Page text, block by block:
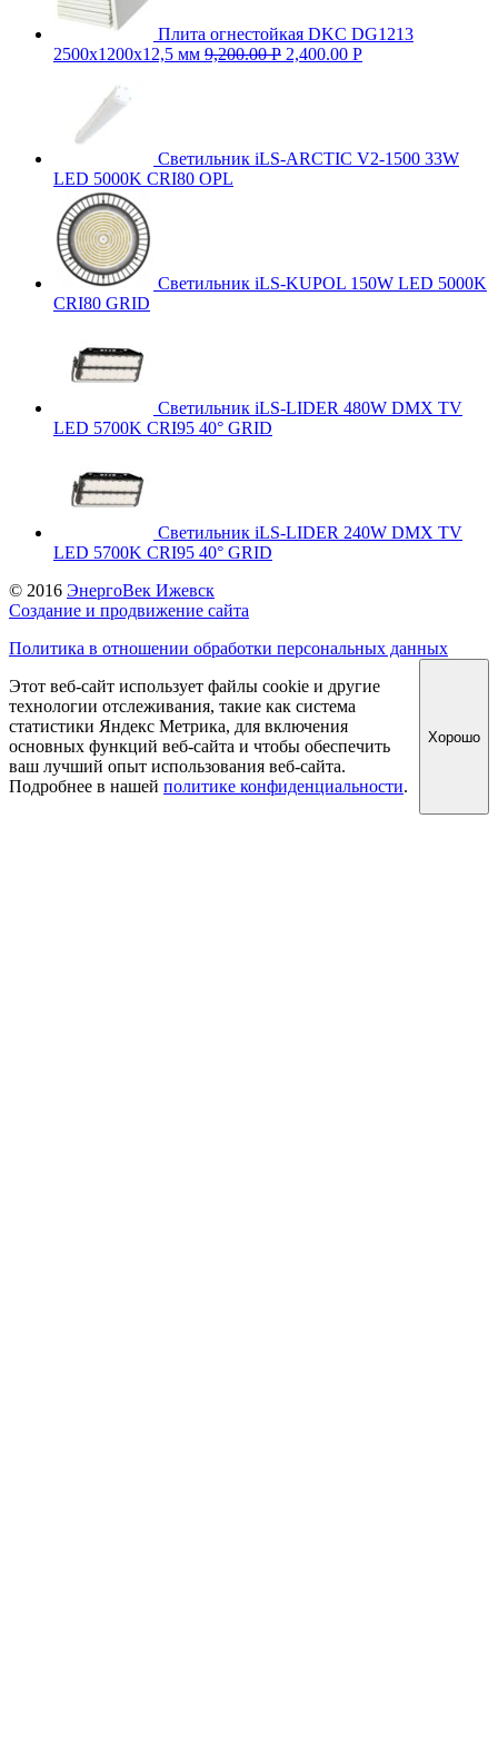
Плита огнестойкая DKC DG1213
2500х1200х12,5 мм 9,200.00Р 2,400.00 Р
Светильник iLS-ARCTIC V2-1500 33W
LED 5000K CRI80 OPL
Светильник iLS-KUPOL 150W LED 5000K
CRI80 GRID
Светильник iLS-LIDER 480W DMX TV
LED 5700K CRI95 40° GRID
Светильник iLS-LIDER 240W DMX TV
LED 5700K CRI95 40° GRID
© 2016 ЭнергоВек Ижевск
Создание и продвижение сайта
Политика в отношении обработки персональных данных
Этот веб-сайт использует файлы cookie и другие
технологии отслеживания, такие как система
статистики Яндекс Метрика, для включения
основных функций веб-сайта и чтобы обеспечить
ваш лучший опыт использования веб-сайта.
Подробнее в нашей политике конфиденциальности.
Хорошо